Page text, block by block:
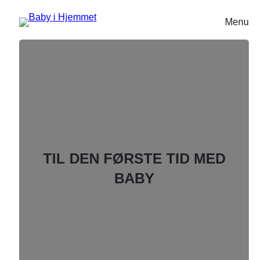
Menu
TIL DEN FØRSTE TID MED
BABY